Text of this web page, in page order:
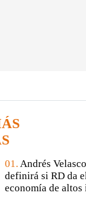
01. Andrés
definirá si RD da
economía de altos